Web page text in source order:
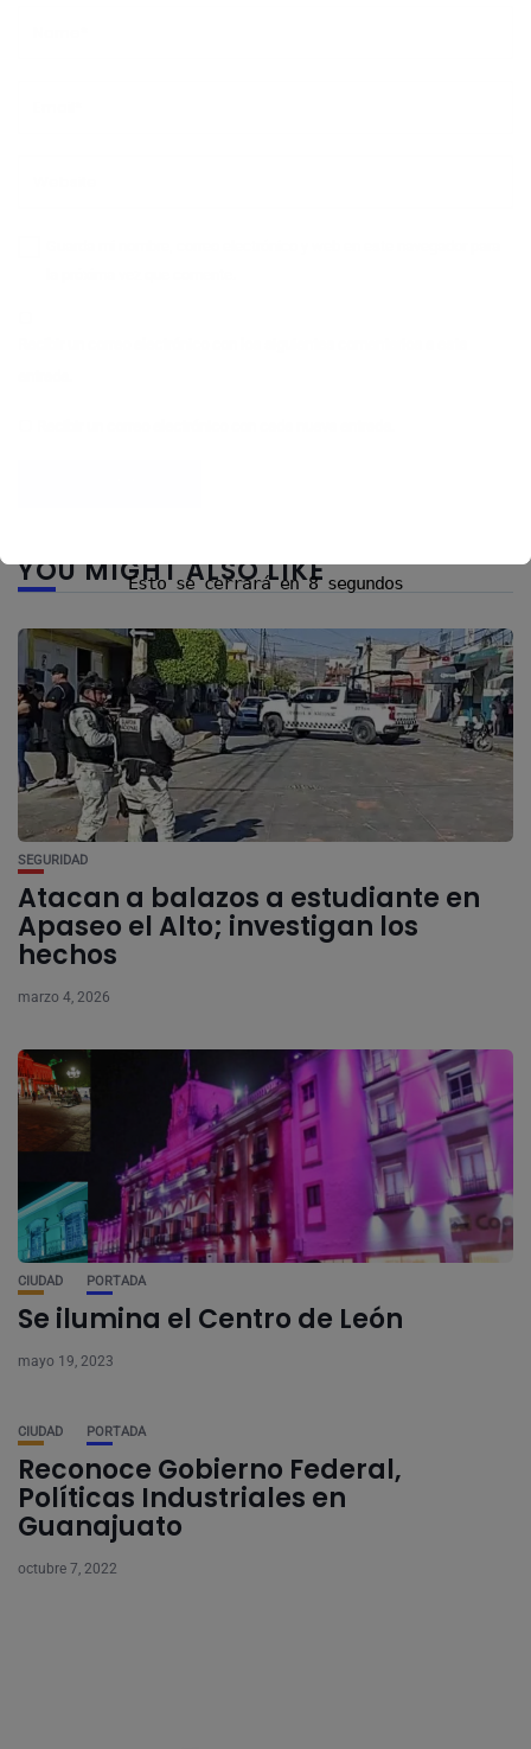
YOU MIGHT ALSO LIKE
SEGURIDAD
Atacan a balazos a estudiante en
Apaseo el Alto; investigan los
hechos
marzo 4, 2026
CIUDAD PORTADA
Se ilumina el Centro de León
mayo 19, 2023
CIUDAD PORTADA
Reconoce Gobierno Federal,
Políticas Industriales en
Guanajuato
octubre 7, 2022
Esto se cerrará en8segundos